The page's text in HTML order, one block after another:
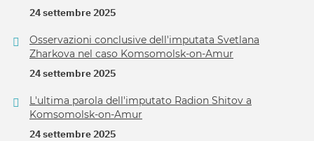
24 settembre 2025
Osservazioni conclusive dell'imputata Svetlana
Zharkova nel caso Komsomolsk-on-Amur
24 settembre 2025
L'ultima parola dell'imputato Radion Shitov a
Komsomolsk-on-Amur
24 settembre 2025